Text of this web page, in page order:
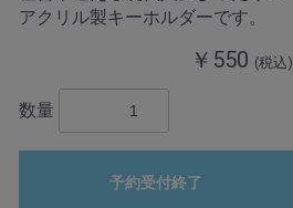
アクリル製キーホルダーです。
￥550 (税込)
数量
予約受付終了